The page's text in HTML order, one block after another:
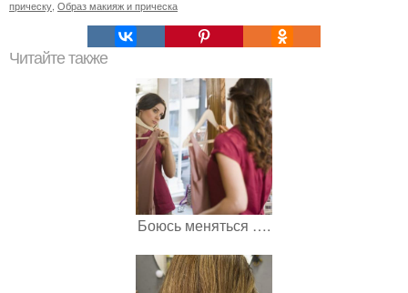
прическу Образ макияж и прическа
Читайте также
Боюсь меняться ….